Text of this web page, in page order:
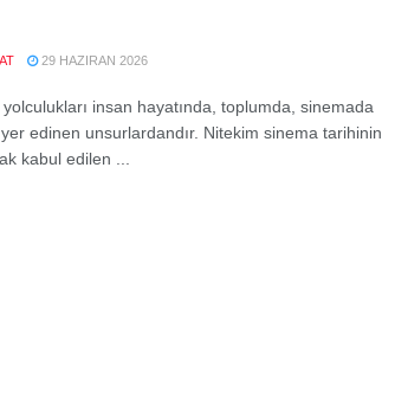
29 HAZIRAN 2026
insan hayatında, toplumda, sinemada
edinen unsurlardandır. Nitekim sinema tarihinin
kabul edilen ...